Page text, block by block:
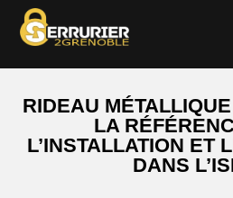
RIDEAU
LA
L’INSTALLATION ET
DANS